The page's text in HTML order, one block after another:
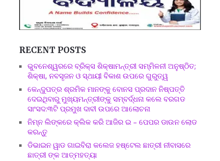
RECENT POSTS
ଭୁବନେଶ୍ୱରରେ ବ୍ରିକ୍ସ ଶିକ୍ଷାମନ୍ତ୍ରୀ ସମ୍ମିଳନୀ ଅନୁଷ୍ଠିତ;
ଶିକ୍ଷା, ନବସୃଜନ ଓ ସ୍ଥାୟୀ ବିକାଶ ଉପରେ ଗୁରୁତ୍ୱ
କେନ୍ଦୁପତ୍ର ଶ୍ରମିକ ମାନଙ୍କୁ ବୋନସ ପ୍ରଦାନ ନିଷ୍ପତ୍ତି
ଦେଇଥିବାରୁ ମୁଖ୍ୟମନ୍ତ୍ରୀଙ୍କୁ ସମ୍ବର୍ଦ୍ଧନା କଲେ ବରଗଡ
ସାଂସଦ:୩ଟି ପ୍ରମୁଖ ଦାବୀ ଉପରେ ଆଲୋଚନା
ନିମ୍ନ ଲିଙ୍କରେ କ୍ଲିକ କରି ଆଜିର ଇ – ପେପର ଡାଉନ ଲୋଡ
କରନ୍ତୁ
ଡିଭାଇନ ୱାଡ ଗାଇବିରା କଲେଜ ହଷ୍ଟେଲ ଛାତ୍ରୀ ନୀବାସରେ
ଛାତ୍ରୀ ଙ୍କ ଆତ୍ମହତ୍ୟା